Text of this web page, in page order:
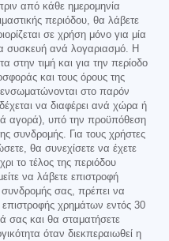
από κάθε ημερομηνία
περιόδου, θα λάβετε
σε χρήση μόνο για μία
συσκευή ανά λογαριασμό. Η
στην τιμή και για την περίοδο
και τους όρους της
στο παρόν
να διαφέρει ανά χώρα ή
αγορά), υπό την προϋπόθεση
συνδρομής. Για τους χρήστες
θα συνεχίσετε να έχετε
το τέλος της περιόδου
να λάβετε επιστροφή
σας, πρέπει να
χρημάτων εντός 30
σας και θα σταματήσετε
όταν διεκπεραιωθεί η